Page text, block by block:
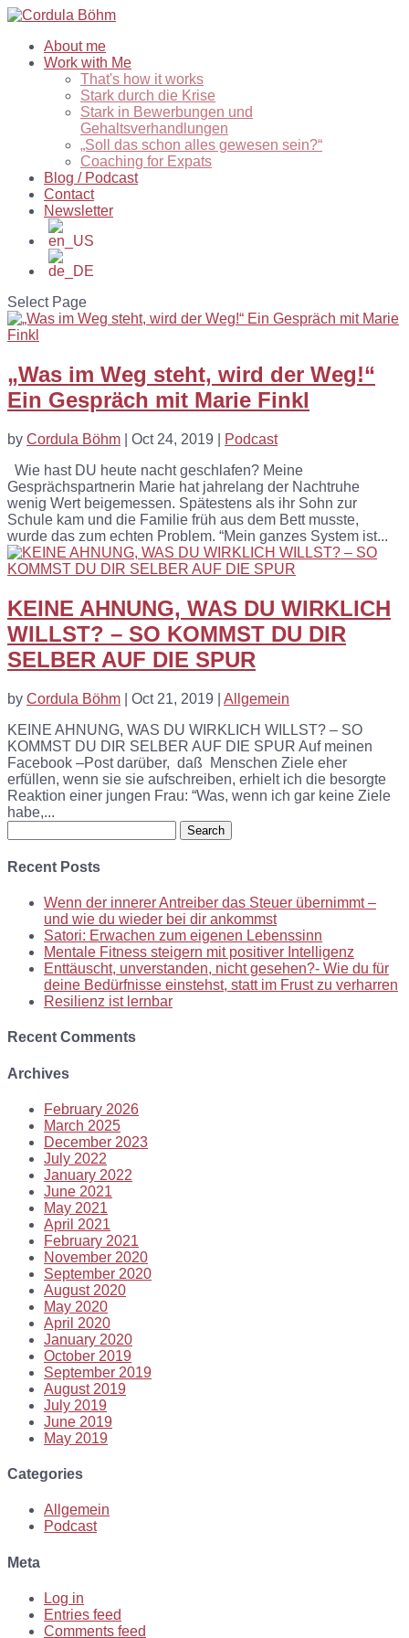
About me
Work with Me
That's how it works
Stark durch die Krise
Stark in Bewerbungen und
Gehaltsverhandlungen
„Soll das schon alles gewesen sein?“
Coaching for Expats
Blog / Podcast
Contact
Newsletter
Select Page
„Was im Weg steht, wird der Weg!“
Ein Gespräch mit Marie Finkl
by Cordula Böhm Oct 24, 2019
Podcast
Wie hast DU heute nacht geschlafen? Meine
Gesprächspartnerin Marie hat jahrelang der Nachtruhe
wenig Wert beigemessen. Spätestens als ihr Sohn zur
Schule kam und die Familie früh aus dem Bett musste,
wurde das zum echten Problem. “Mein ganzes System ist...
KEINE AHNUNG, WAS DU WIRKLICH
WILLST? – SO KOMMST DU DIR
SELBER AUF DIE SPUR
by Cordula Böhm Oct 21, 2019
Allgemein
KEINE AHNUNG, WAS DU WIRKLICH WILLST? – SO
KOMMST DU DIR SELBER AUF DIE SPUR Auf meinen
Facebook –Post darüber, daß Menschen Ziele eher
erfüllen, wenn sie sie aufschreiben, erhielt ich die besorgte
Reaktion einer jungen Frau: “Was, wenn ich gar keine Ziele
habe,...
for:
Recent Posts
Wenn der innerer Antreiber das Steuer übernimmt –
und wie du wieder bei dir ankommst
Satori: Erwachen zum eigenen Lebenssinn
Mentale Fitness steigern mit positiver Intelligenz
Enttäuscht, unverstanden, nicht gesehen?- Wie du für
deine Bedürfnisse einstehst, statt im Frust zu verharren
Resilienz ist lernbar
Recent Comments
Archives
February 2026
March 2025
December 2023
July 2022
January 2022
June 2021
May 2021
April 2021
February 2021
November 2020
September 2020
August 2020
May 2020
April 2020
January 2020
October 2019
September 2019
August 2019
July 2019
June 2019
May 2019
Categories
Allgemein
Podcast
Meta
Log in
Entries feed
Comments feed